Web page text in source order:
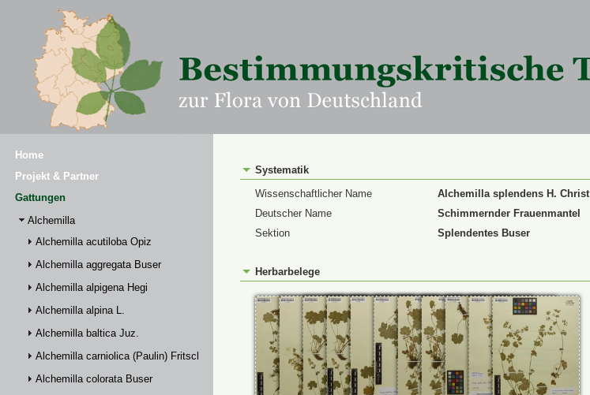
Home
Projekt & Partner
Gattungen
Alchemilla
Alchemilla acutiloba Opiz
Alchemilla aggregata Buser
Alchemilla alpigena Hegi
Alchemilla alpina L.
Alchemilla baltica Juz.
Alchemilla carniolica (Paulin) Fritsch
Alchemilla colorata Buser
Systematik
Wissenschaftlicher Name
Alchemilla splendens H. Christ
Deutscher Name
Schimmernder Frauenmantel
Sektion
Splendentes Buser
Herbarbelege